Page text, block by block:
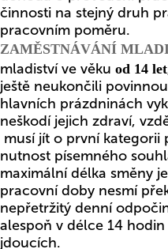
činnosti na stejný druh
pracovním poměru.
ZAMĚSTNÁVÁNÍ
mladiství ve věku od 14 let
ještě neukončili
hlavních prázdninách
neškodí jejich zdraví,
musí jít o první kategorii
nutnost písemného
maximální délka směny
pracovní doby nesmí
nepřetržitý denní
alespoň v délce 14
jdoucích.